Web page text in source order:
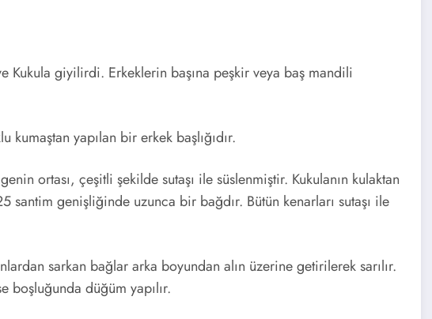
Kukula giyilirdi. Erkeklerin başına peşkir veya baş mandili
kumaştan yapılan bir erkek başlığıdır.
ortası, çeşitli şekilde sutaşı ile süslenmiştir. Kukulanın kulaktan
santim genişliğinde uzunca bir bağdır. Bütün kenarları sutaşı ile
sarkan bağlar arka boyundan alın üzerine getirilerek sarılır.
boşluğunda düğüm yapılır.